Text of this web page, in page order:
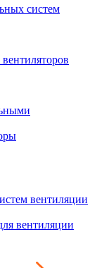
систем
вентиляции
вентиляции